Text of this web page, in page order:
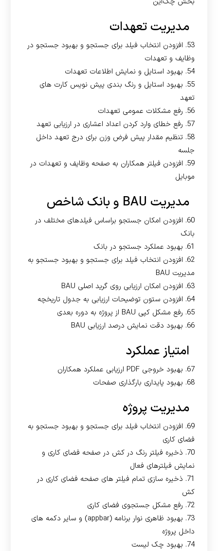
مدیریت تعهدات
53. افزودن انتخاب فیلد برای جستجو و بهبود جستجو در
وظایف و تعهدات
54. بهبود استایل و نمایش اطلاعات تعهدات
55. بهبود استایل و رنگ بندی پیش نویس کارت های
تعهد
56. رفع مشکلات عمومی تعهدات
57. رفع خطای وارد کردن اعداد اعشاری در ارزیابی تعهد
58. تنظیم مقدار پیش فرض وزن برای درج تعهد داخل
جلسه
59. افزودن فیلتر همکاران به صفحه وظایف و تعهدات در
موبایل
مدیریت BAU و بانک شاخص
60. افزودن امکان جستجو براساس فیلدهای مختلف در
بانک
61. بهبود عملکرد جستجو در بانک
62. افزودن انتخاب فیلد برای جستجو و بهبود جستجو به
مدیریت BAU
63. افزودن امکان ارزیابی روی گرید اصلی BAU
64. افزودن ستون توضیحات ارزیابی به جدول تاریخچه
65. رفع مشکل کپی BAU از پروژه به دوره بعدی
66. بهبود دقت نمایش درصد ارزیابی BAU
امتیاز عملکرد
67. بهبود خروجی PDF ارزیابی عملکرد همکاران
68. بهبود پایداری بارگذاری صفحات
مدیریت پروژه
69. افزودن انتخاب فیلد برای جستجو و بهبود جستجو به
فضای کاری
70. ذخیره فیلتر رنگ در کش در صفحه فضای کاری و
نمایش فیلترهای فعال
71. ذخیره سازی تمام فیلتر های صفحه فضای کاری در
کش
72. رفع مشکل جستجوی فضای کاری
73. بهبود ظاهری نوار برنامه (appbar) و سایر دکمه های
داخل پروژه
74. بهبود چک لیست